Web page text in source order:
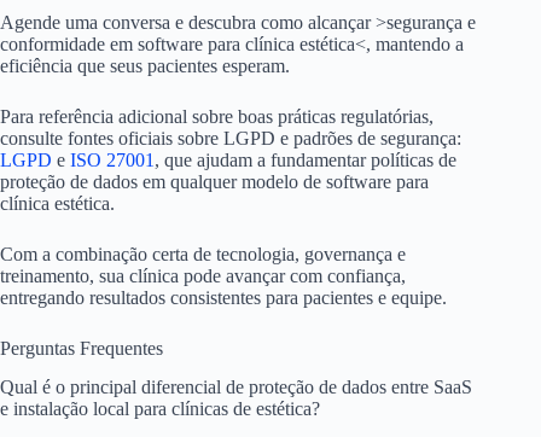
Agende uma conversa e descubra como alcançar >segurança e
conformidade em software para clínica estética<, mantendo a
eficiência que seus pacientes esperam.
Para referência adicional sobre boas práticas regulatórias,
consulte fontes oficiais sobre LGPD e padrões de segurança:
LGPD e ISO 27001 , que ajudam a fundamentar políticas de
proteção de dados em qualquer modelo de software para
clínica estética.
Com a combinação certa de tecnologia, governança e
treinamento, sua clínica pode avançar com confiança,
entregando resultados consistentes para pacientes e equipe.
Perguntas Frequentes
Qual é o principal diferencial de proteção de dados entre SaaS
e instalação local para clínicas de estética?